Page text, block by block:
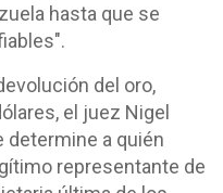
hasta que se
del oro,
el juez Nigel
determine a quién
representante de